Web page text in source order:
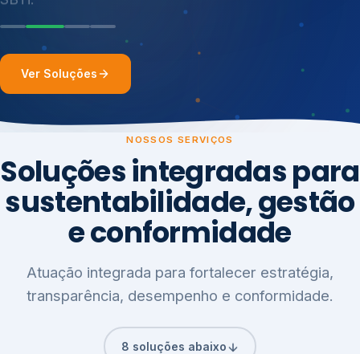
Ver Soluções
NOSSOS SERVIÇOS
Soluções integradas para
sustentabilidade, gestão
e conformidade
Atuação integrada para fortalecer estratégia,
transparência, desempenho e conformidade.
8 soluções abaixo